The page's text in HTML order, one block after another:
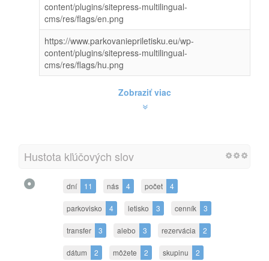
content/plugins/sitepress-multilingual-
cms/res/flags/en.png
https://www.parkovaniepriletisku.eu/wp-
content/plugins/sitepress-multilingual-
cms/res/flags/hu.png
Zobraziť viac
Hustota kľúčových slov
dní 11 nás 4 počet 4
parkovisko 4 letisko 3 cenník 3
transfer 3 alebo 3 rezervácia 2
dátum 2 môžete 2 skupinu 2